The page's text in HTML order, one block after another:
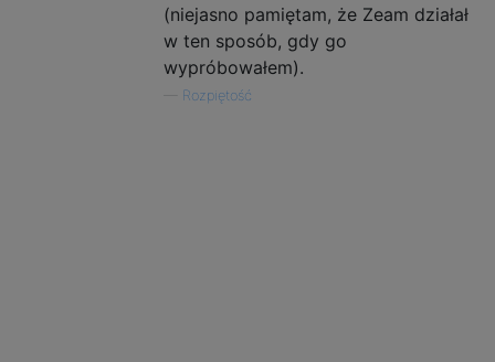
(niejasno pamiętam, że Zeam działał
w ten sposób, gdy go
wypróbowałem).
Rozpiętość